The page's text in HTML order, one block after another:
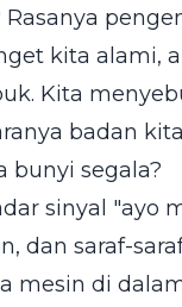
kita alami,
Kita
badan
bunyi segala?
sinyal "ayo
dan saraf-
mesin di